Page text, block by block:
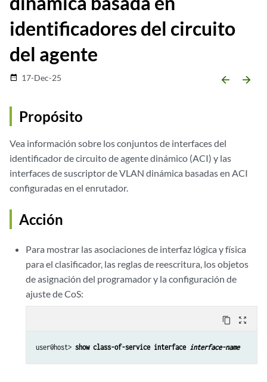
identificadores del circuito
del agente
date_range 17-Dec-25 arrow_backward arrow_forward
Propósito
Vea información sobre los conjuntos de interfaces del
identificador de circuito de agente dinámico (ACI) y las
interfaces de suscriptor de VLAN dinámica basadas en ACI
configuradas en el enrutador.
Acción
Para mostrar las asociaciones de interfaz lógica y física
para el clasificador, las reglas de reescritura, los objetos
de asignación del programador y la configuración de
ajuste de CoS:
content_copy zoom_out_map
user@host> show class-of-service interface interface-name